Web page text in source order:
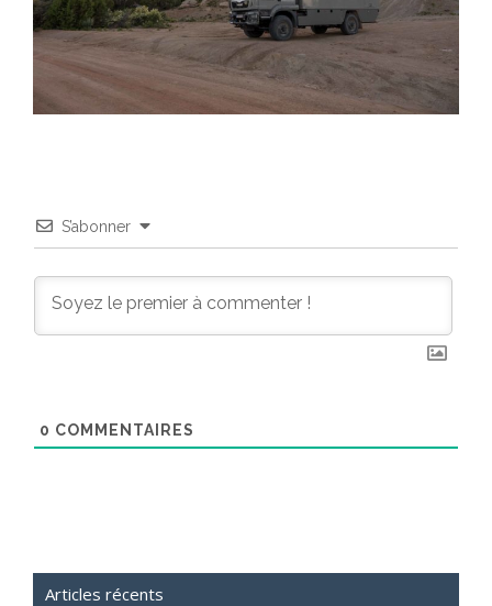
S’abonner
0 COMMENTAIRES
Articles récents